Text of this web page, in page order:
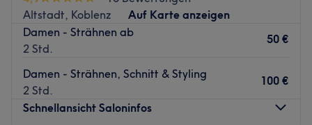
Altstadt, Koblenz
Auf Karte anzeigen
Damen - Strähnen ab
2 Std.
50 €
Damen - Strähnen, Schnitt & Styling
2 Std.
100 €
Schnellansicht Saloninfos